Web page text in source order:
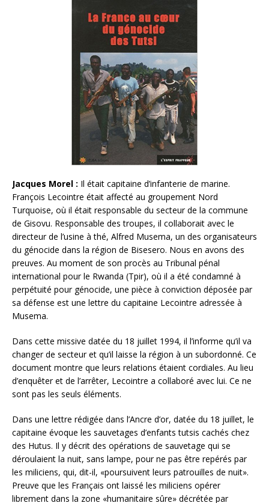
Jacques Morel : Il était capitaine d’infanterie de marine.
François Lecointre était affecté au groupement Nord
Turquoise, où il était responsable du secteur de la commune
de Gisovu. Responsable des troupes, il collaborait avec le
directeur de l’usine à thé, Alfred Musema, un des organisateurs
du génocide dans la région de Bisesero. Nous en avons des
preuves. Au moment de son procès au Tribunal pénal
international pour le Rwanda (Tpir), où il a été condamné à
perpétuité pour génocide, une pièce à conviction déposée par
sa défense est une lettre du capitaine Lecointre adressée à
Musema.
Dans cette missive datée du 18 juillet 1994, il l’informe qu’il va
changer de secteur et qu’il laisse la région à un subordonné. Ce
document montre que leurs relations étaient cordiales. Au lieu
d’enquêter et de l’arrêter, Lecointre a collaboré avec lui. Ce ne
sont pas les seuls éléments.
Dans une lettre rédigée dans l’Ancre d’or, datée du 18 juillet, le
capitaine évoque les sauvetages d’enfants tutsis cachés chez
des Hutus. Il y décrit des opérations de sauvetage qui se
déroulaient la nuit, sans lampe, pour ne pas être repérés par
les miliciens, qui, dit-il, «poursuivent leurs patrouilles de nuit».
Preuve que les Français ont laissé les miliciens opérer
librement dans la zone «humanitaire sûre» décrétée par